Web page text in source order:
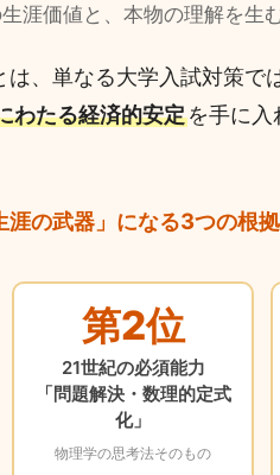
涯価値と、本物の理解を生
、単なる大学入試対策で
わたる経済的安定を手に
涯の武器」になる3つの根拠
第2位
21世紀の必須能力
「問題解決・数理的定式
化」
物理学の思考法そのもの